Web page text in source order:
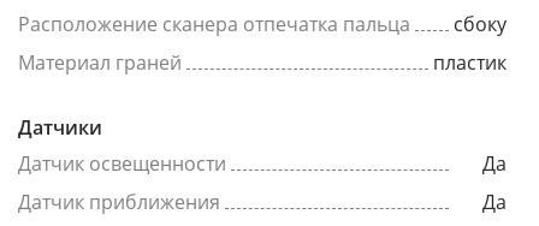
Расположение сканера отпечатка пальца
сбоку
Материал граней
пластик
Датчики
Датчик освещенности
Да
Датчик приближения
Да